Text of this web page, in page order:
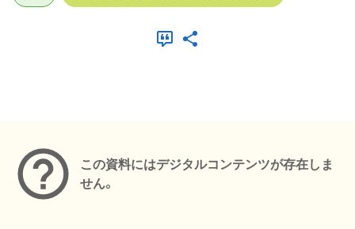
この資料にはデジタルコンテンツが存在しま
せん。